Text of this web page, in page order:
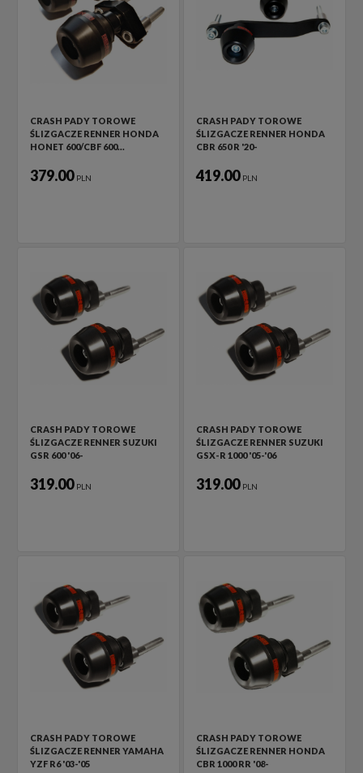
CRASH PADY TOROWE
ŚLIZGACZE RENNER HONDA
HONET 600/CBF 600…
379.00 PLN
CRASH PADY TOROWE
ŚLIZGACZE RENNER HONDA
CBR 650 R '20-
419.00 PLN
CRASH PADY TOROWE
ŚLIZGACZE RENNER SUZUKI
GSR 600 '06-
319.00 PLN
CRASH PADY TOROWE
ŚLIZGACZE RENNER SUZUKI
GSX-R 1000 '05-'06
319.00 PLN
CRASH PADY TOROWE
ŚLIZGACZE RENNER YAMAHA
YZF R6 '03-'05
CRASH PADY TOROWE
ŚLIZGACZE RENNER HONDA
CBR 1000 RR '08-